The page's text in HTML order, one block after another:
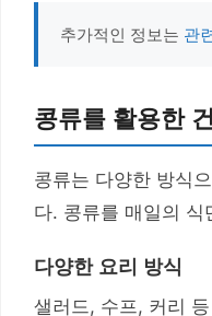
추가적인 정보는 관
콩류를 활용한
콩류는 다양한 방식
다. 콩류를 매일의 식
다양한 요리 방식
샐러드, 수프, 커리